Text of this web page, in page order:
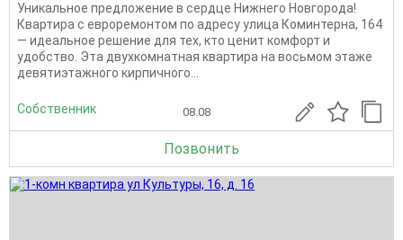
Уникальное предложение в сердце Нижнего Новгорода!
Квартира с евроремонтом по адресу улица Коминтерна, 164
— идеальное решение для тех, кто ценит комфорт и
удобство. Эта двухкомнатная квартира на восьмом этаже
девятиэтажного кирпичного...
Собственник 08.08
Позвонить